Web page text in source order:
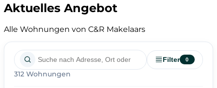
Aktuelles Angebot
Alle Wohnungen von C&R Makelaars
Filter 0
312 Wohnungen